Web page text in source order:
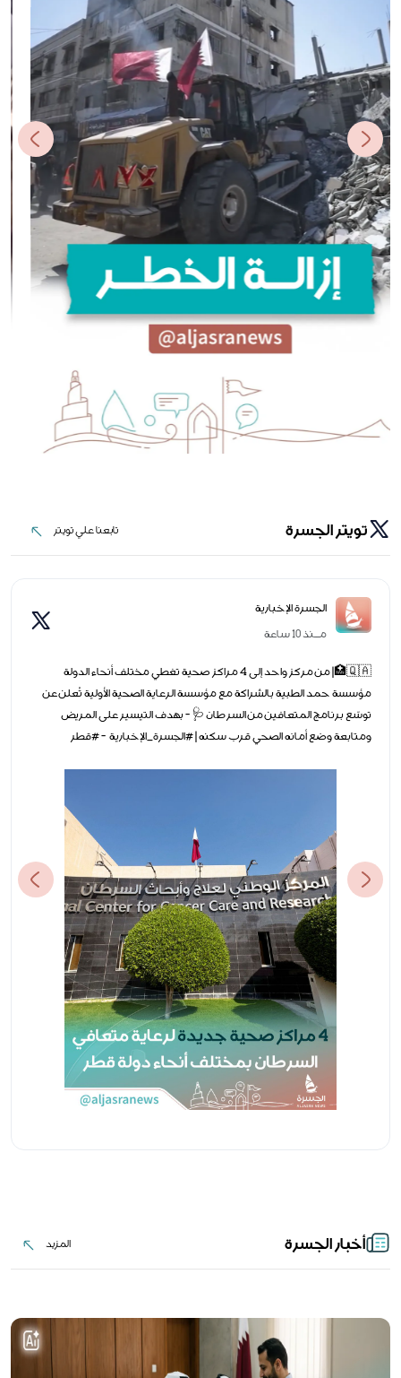
تويتر الجسرة
تابعنا علي تويتر
تابعنا علي تويتر
الجسرة الإخبارية
مــنذ 11 ساعة
📊| رحلة مستمرة لاكتساب مهارات المستقبل وصناعة الأثر انطلاق فعاليات
النسخة الثانية من المخيم الصيفي للبيانات 📌- بالشراكة بين النادي العلمي
القطري والمجلس الوطني للتخطيط ومايكروسوفت قطر |
#الجسرة_الإخبارية - #قطر
أخبار الجسرة
المزيد
المزيد